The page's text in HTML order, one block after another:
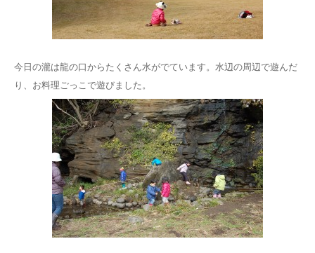
今日の瀧は龍の口からたくさん水がでています。水辺の周辺で遊んだ
り、お料理ごっこで遊びました。